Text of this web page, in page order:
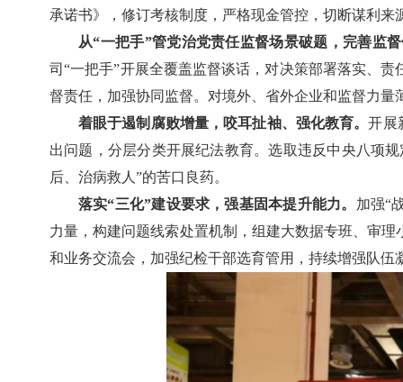
承诺书》，修订考核制度，严格现金管控，切断谋利来
从“一把手”管党治党责任监督场景破题，完善监
司“一把手”开展全覆盖监督谈话，对决策部署落实、
督责任，加强协同监督。对境外、省外企业和监督力
着眼于遏制腐败增量，咬耳扯袖、强化教育。开展
出问题，分层分类开展纪法教育。选取违反中央八项
后、治病救人”的苦口良药。
落实“三化”建设要求，强基固本提升能力。 加强“
力量，构建问题线索处置机制，组建大数据专班、审
和业务交流会，加强纪检干部选育管用，持续增强队伍